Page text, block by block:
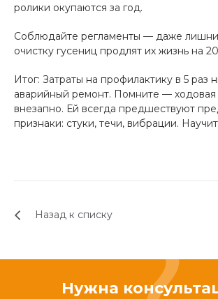
ролики окупаются за год.
Соблюдайте регламенты — даже
очистку гусениц продлят их жизнь на
Итог: Затраты на профилактику в 5 раз
аварийный ремонт. Помните — ходовая
внезапно. Ей всегда предшествуют
признаки: стуки, течи, вибрации.
Назад к списку
Нужна